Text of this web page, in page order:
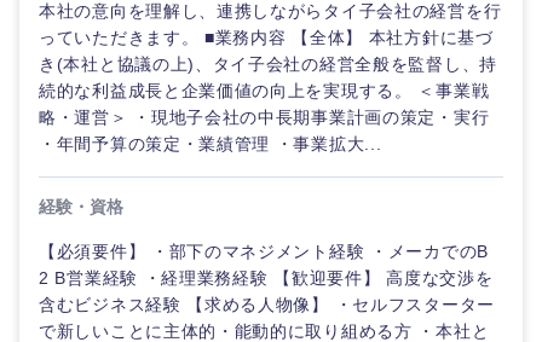
本社の意向を理解し、連携しながらタイ子会社の経営を行
っていただきます。 ■業務内容 【全体】 本社方針に基づ
き(本社と協議の上)、タイ子会社の経営全般を監督し、持
続的な利益成長と企業価値の向上を実現する。 ＜事業戦
略・運営＞ ・現地子会社の中長期事業計画の策定・実行
・年間予算の策定・業績管理 ・事業拡大...
経験・資格
【必須要件】 ・部下のマネジメント経験 ・メーカでのB
2 B営業経験 ・経理業務経験 【歓迎要件】 高度な交渉を
含むビジネス経験 【求める人物像】 ・セルフスターター
で新しいことに主体的・能動的に取り組める方 ・本社と